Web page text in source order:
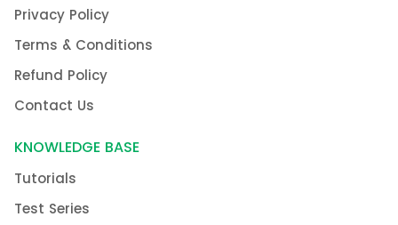
Privacy Policy
Terms & Conditions
Refund Policy
Contact Us
KNOWLEDGE BASE
Tutorials
Test Series